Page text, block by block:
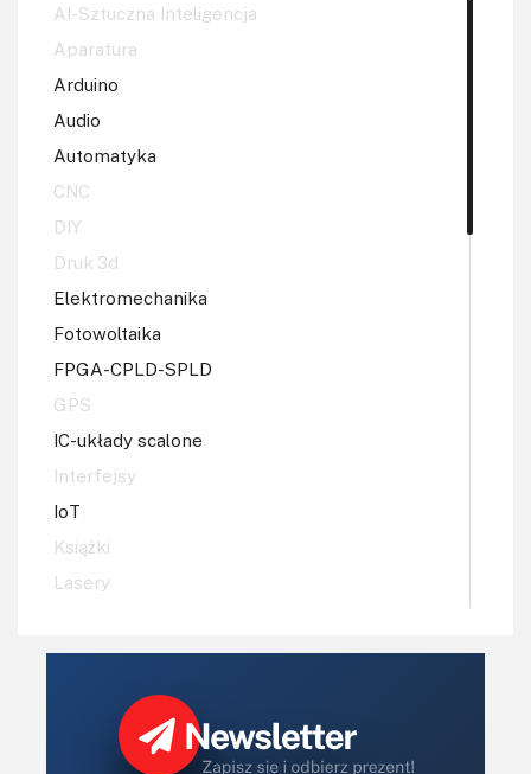
AI-Sztuczna Inteligencja
Aparatura
Arduino
Audio
Automatyka
CNC
DIY
Druk 3d
Elektromechanika
Fotowoltaika
FPGA-CPLD-SPLD
GPS
IC-układy scalone
Interfejsy
IoT
Książki
Lasery
Mechatronika